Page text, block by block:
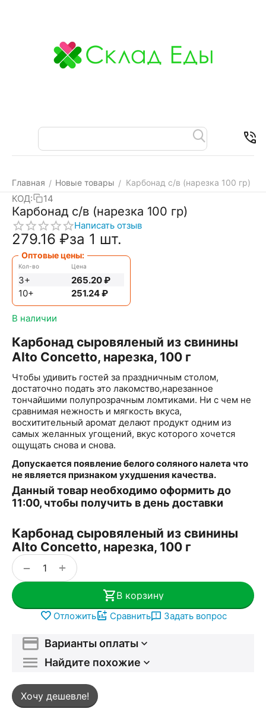
Главная / Новые товары / Карбонад с/в (нарезка 100 гр)
КОД: 14
Карбонад с/в (нарезка 100 гр)
Написать отзыв
279.16 ₽за 1 шт.
Оптовые цены:
Кол-во
3+
10+
Цена
265.20₽
251.24₽
В наличии
Карбонад сыровяленый из свинины
Alto Concetto, нарезка, 100 г
Чтобы удивить гостей за праздничным столом,
достаточно подать это лакомство,нарезанное
тончайшими полупрозрачным ломтиками. Ни с чем не
сравнимая нежность и мягкость вкуса,
восхитительный аромат делают продукт одним из
самых желанных угощений, вкус которого хочется
ощущать снова и снова.
Допускается появление белого соляного налета что
не является признаком ухудшения качества.
Данный товар необходимо оформить до
11:00, чтобы получить в день доставки
Карбонад сыровяленый из свинины
Alto Concetto, нарезка, 100 г
+
−
В корзину
Отложить Сравнить Задать вопрос
Варианты оплаты
Найдите похожие
Хочу дешевле!